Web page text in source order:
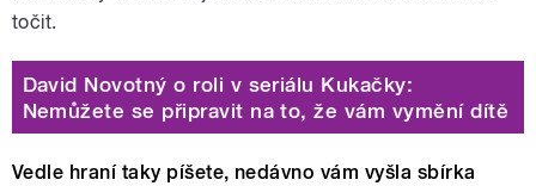
točit.
David Novotný o roli v seriálu Kukačky:
Nemůžete se připravit na to, že vám vymění dítě
Vedle hraní taky píšete, nedávno vám vyšla sbírka